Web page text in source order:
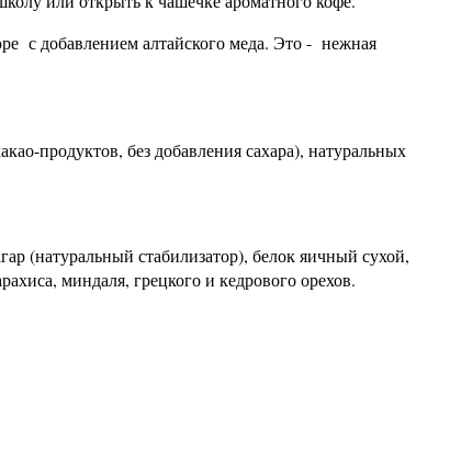
с добавлением алтайского меда. Это - нежная
продуктов, без добавления сахара), натуральных
(натуральный стабилизатор), белок яичный сухой,
миндаля, грецкого и кедрового орехов.